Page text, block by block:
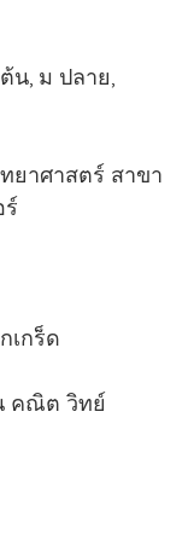
น, ม ปลาย,
าศาสตร์ สาขา
เกร็ด
คณิต วิทย์